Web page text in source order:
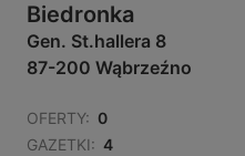
Biedronka
Gen. St.hallera 8
87-200 Wąbrzeźno
OFERTY: 0
GAZETKI: 4